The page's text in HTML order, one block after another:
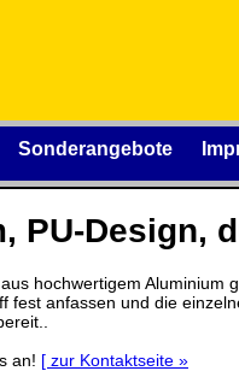
Design,
hochwertigem Aluminium
anfassen und die
an! [ zur Kontaktseite »
Sonderangebote
einen Lizenzschlüssel
keinen Datenträger .